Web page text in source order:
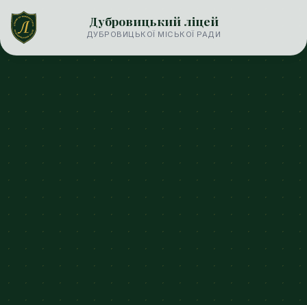
Дубровицький ліцей
ДУБРОВИЦЬКОЇ МІСЬКОЇ РАДИ